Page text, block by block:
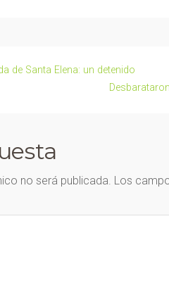
de Santa Elena: un detenido
no será publicada. Los